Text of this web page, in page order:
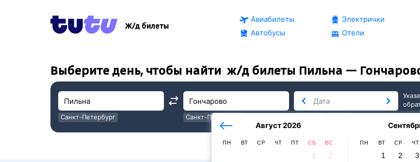
Ж/д билеты
Авиабилеты
Автобусы
Электрички
Отели
Выберите день, чтобы найти ж/д билеты Пильна —
Санкт-Петербург
Санкт-Петербург
Август 2026
ПН ВТ СР ЧТ ПТ СБ ВС
1
2
ПН ВТ СР ЧТ
1 2 3
послезавтра